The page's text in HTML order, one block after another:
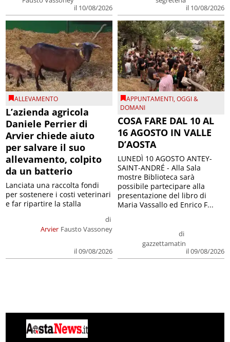
il 10/08/2026
il 10/08/2026
ALLEVAMENTO
L’azienda agricola
Daniele Perrier di
Arvier chiede aiuto
per salvare il suo
allevamento, colpito
da un batterio
Arvier
di
Fausto Vassoney
il 09/08/2026
Lanciata una raccolta fondi
per sostenere i costi veterinari
e far ripartire la stalla
APPUNTAMENTI,OGGI &
DOMANI
COSA FARE DAL 10 AL
16 AGOSTO IN VALLE
D’AOSTA
di
gazzettamatin
il 09/08/2026
LUNEDÌ 10 AGOSTO ANTEY-
SAINT-ANDRÉ - Alla Sala
mostre Biblioteca sarà
possibile partecipare alla
presentazione del libro di
Maria Vassallo ed Enrico F...